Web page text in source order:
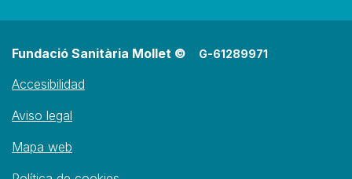
Fundació Sanitària Mollet © G-61289971
Accesibilidad
Aviso legal
Mapa web